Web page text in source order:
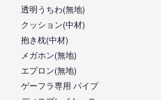
透明うちわ(無地)
クッション(中材)
抱き枕(中材)
メガホン(無地)
エプロン(無地)
ゲーフラ専用 パイプ